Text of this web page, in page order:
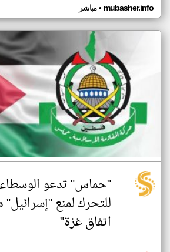
مباشر• mubasher.info
"حماس" تدعو
للتحرك لمنع
اتفاق غزة"